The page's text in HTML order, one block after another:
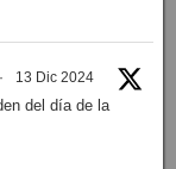
· 13 Dic 2024
del día de la